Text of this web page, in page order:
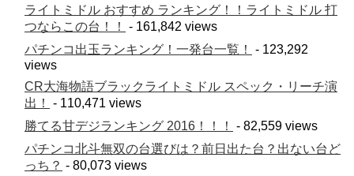
ライトミドル おすすめ ランキング！！ライトミドル 打
つならこの台！！
- 161,842 views
パチンコ出玉ランキング！一発台一覧！
- 123,292
views
CR大海物語ブラックライトミドル スペック・リーチ演
出！
- 110,471 views
勝てる甘デジランキング 2016！！！
- 82,559 views
パチンコ北斗無双の台選びは？前日出た台？出ない台ど
っち？ - 80,073 views